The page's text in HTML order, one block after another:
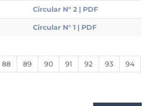
Circular N° 2 | PDF
Circular N° 1 | PDF
Página
88 Página
89 Página
90 Página
91 Página
92 Página
93 Página
94